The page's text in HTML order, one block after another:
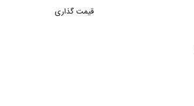
قیمت گذاری